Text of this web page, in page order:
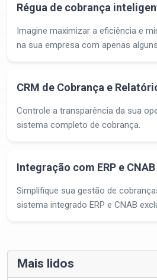
Régua de cobrança
Imagine maximizar a eficiência e
na sua empresa com apenas
CRM de Cobrança e
Controle a transparência da sua
sistema completo de cobrança.
Integração com ERP e CNAB
Simplifique sua gestão de
sistema integrado ERP e CNAB
Mais lidos